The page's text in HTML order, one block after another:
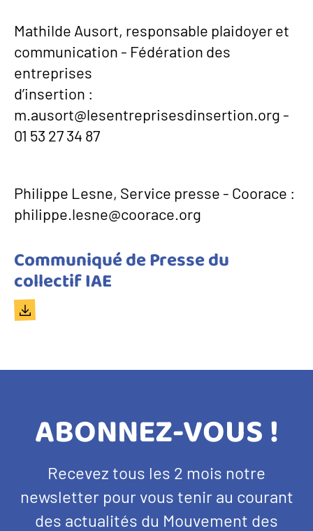
Mathilde Ausort, responsable plaidoyer et
communication - Fédération des
entreprises
d’insertion :
m.ausort@lesentreprisesdinsertion.org -
01 53 27 34 87
Philippe Lesne, Service presse - Coorace :
philippe.lesne@coorace.org
Titre
du
document
Communiqué de Presse du
collectif IAE
Document
TITRE
BANDEAU
NEWSLETTER
ABONNEZ-VOUS !
Texte
d'introduction
Recevez tous les 2 mois notre
newsletter pour vous tenir au courant
des actualités du Mouvement des